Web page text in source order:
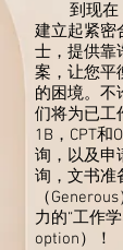
到现在，
建立起紧密
士，提供靠
案，让您平
的困境。不
们将为已工
1B，CPT和
询，以及申
询，文书准
（
力的“工作
option）！